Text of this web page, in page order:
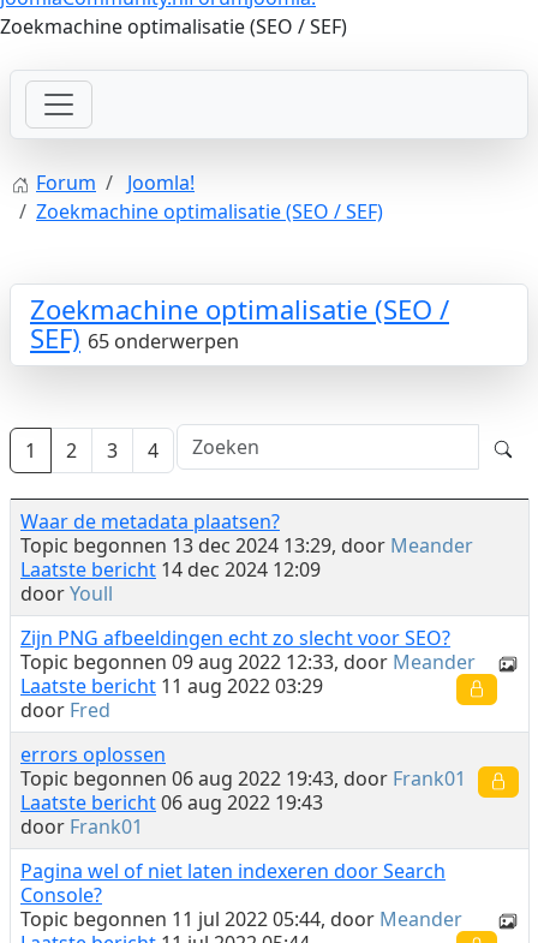
Zoekmachine optimalisatie (SEO / SEF)
Forum
Joomla!
Zoekmachine optimalisatie (SEO / SEF)
Zoekmachine optimalisatie (SEO /
SEF) 65 onderwerpen
1 2 3 4
Waar de metadata plaatsen?
Topic begonnen 13 dec 2024 13:29, door Meander
Laatste bericht 14 dec 2024 12:09
doorYoull
Zijn PNG afbeeldingen echt zo slecht voor SEO?
Topic begonnen 09 aug 2022 12:33, door Meander
Laatste bericht 11 aug 2022 03:29
door Fred
errors oplossen
Topic begonnen 06 aug 2022 19:43, door Frank01
Laatste bericht06 aug 2022 19:43
door Frank01
Pagina wel of niet laten indexeren door Search
Console?
Topic begonnen 11 jul 2022 05:44, door Meander